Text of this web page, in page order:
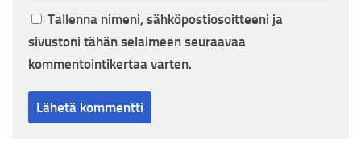
Tallenna nimeni, sähköpostiosoitteeni ja
sivustoni tähän selaimeen seuraavaa
kommentointikertaa varten.